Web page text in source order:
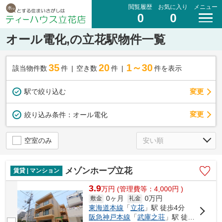
閲覧履歴
0
お気に入り
0
メニュー
オール電化,の立花駅物件一覧
該当物件数 35件 空き数 20 件 1～30 件を表示
駅で絞り込む 変更
絞り込み条件： オール電化 変更
空室のみ
賃貸 | マンション メゾンホープ立花
3.9万円 (管理費等：4,000円 )
敷金 0ヶ月 礼金 0万円
東海道本線 「立花 」駅 徒歩4分
阪急神戸本線 「武庫之荘 」駅 徒歩20分